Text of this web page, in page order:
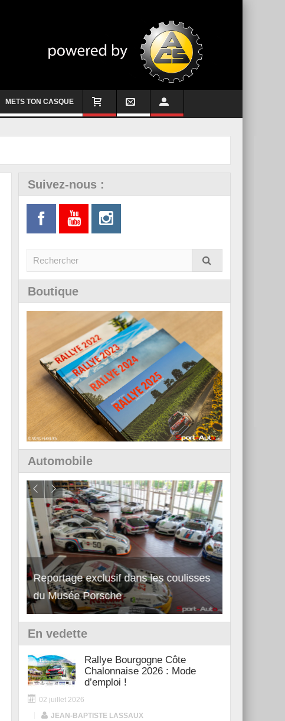
METS TON CASQUE
Suivez-nous :
Boutique
Automobile
Reportage exclusif dans les coulisses
du Musée Porsche
En vedette
Rallye Bourgogne Côte
Chalonnaise 2026 : Mode
d’emploi !
02 juillet 2026
JEAN-BAPTISTE LASSAUX